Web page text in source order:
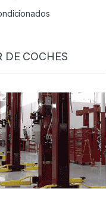
DE COCHES